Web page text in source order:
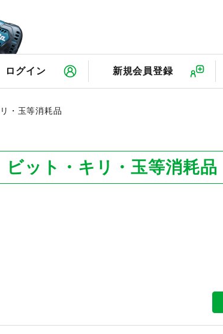
ログイン 新規会員登録
・玉等消耗品
ビット・キリ・玉等消耗品